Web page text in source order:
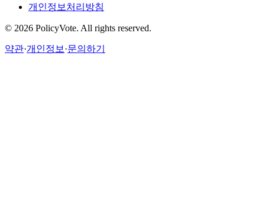
개인정보처리방침
© 2026 PolicyVote. All rights reserved.
약관·개인정보 ·문의하기